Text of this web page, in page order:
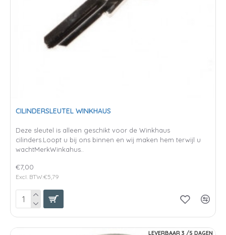
CILINDERSLEUTEL WINKHAUS
Deze sleutel is alleen geschikt voor de Winkhaus
cilinders.Loopt u bij ons binnen en wij maken hem terwijl u
wachtMerkWinkahus..
€7,00
Excl. BTW:€5,79
LEVERBAAR 3 /5 DAGEN